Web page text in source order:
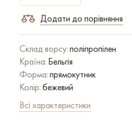
Додати до порівняння
Склад ворсу:поліпропілен
Країна: Бельгія
Форма:прямокутник
Колір:бежевий
Всі характеристики